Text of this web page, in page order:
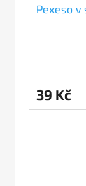
Pexeso v
39 Kč